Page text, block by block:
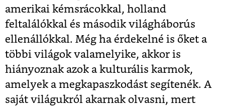
amerikai kémsrácokkal, holland
feltalálókkal és második világháborús
ellenállókkal. Még ha érdekelné is őket a
többi világok valamelyike, akkor is
hiányoznak azok a kulturális karmok,
amelyek a megkapaszkodást segítenék. A
saját világukról akarnak olvasni, mert